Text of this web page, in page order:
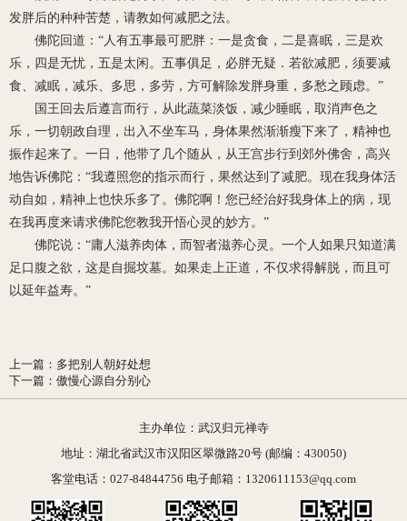
发胖后的种种苦楚，请教如何减肥之法。
佛陀回道：“人有五事最可肥胖：一是贪食，二是喜眠，三是欢
乐，四是无忧，五是太闲。五事俱足，必胖无疑．若欲减肥，须要减
食、减眠，减乐、多思，多劳，方可解除发胖身重，多愁之顾虑。”
国王回去后遵言而行，从此蔬菜淡饭，减少睡眠，取消声色之
乐，一切朝政自理，出入不坐车马，身体果然渐渐瘦下来了，精神也
振作起来了。一日，他带了几个随从，从王宫步行到郊外佛舍，高兴
地告诉佛陀：“我遵照您的指示而行，果然达到了减肥。现在我身体活
动自如，精神上也快乐多了。佛陀啊！您已经治好我身体上的病，现
在我再度来请求佛陀您教我开悟心灵的妙方。”
佛陀说：“庸人滋养肉体，而智者滋养心灵。一个人如果只知道满
足口腹之欲，这是自掘坟墓。如果走上正道，不仅求得解脱，而且可
以延年益寿。”
上一篇 ： 多把别人朝好处想
下一篇 ： 傲慢心源自分别心
主办单位：武汉归元禅寺
地址：湖北省武汉市汉阳区翠微路20号 (邮编：430050)
客堂电话：027-84844756 电子邮箱：1320611153@qq.com